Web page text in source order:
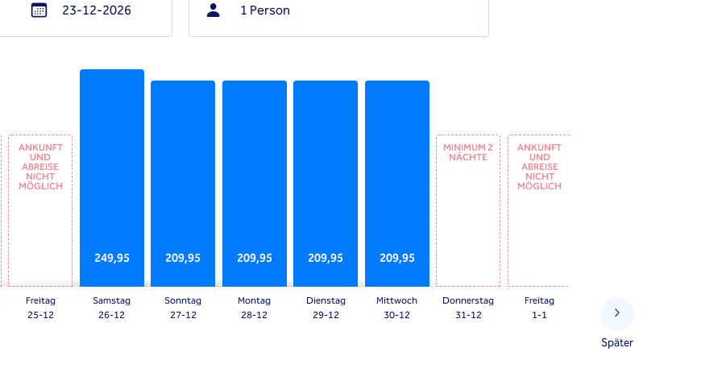
backward
the
calendar
and
select
date.
Press
the
question
1 Person
ANKUNFT
UND
ABREISE
NICHT
MÖGLICH
Freitag
25-12
249,95
Samstag
26-12
209,95
Sonntag
27-12
209,95
Montag
28-12
209,95
Dienstag
29-12
209,95
Mittwoch
30-12
MINIMUM 2
NÄCHTE
Donnerstag
31-12
ANKUNFT
UND
ABREISE
NICHT
MÖGLICH
Freitag
1-1
Später